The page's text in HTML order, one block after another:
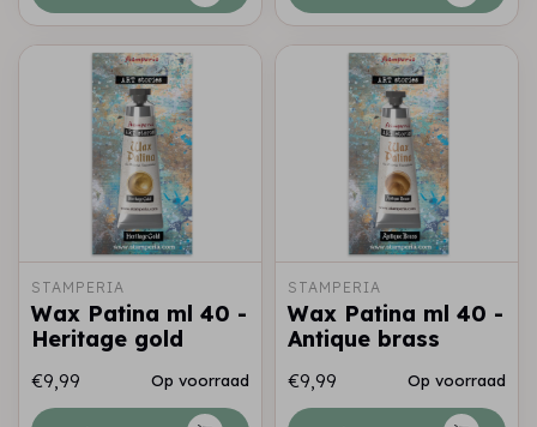
STAMPERIA
Wax Patina ml 40 -
Heritage gold
€9,99 Op voorraad
STAMPERIA
Wax Patina ml 40 -
Antique brass
€9,99 Op voorraad